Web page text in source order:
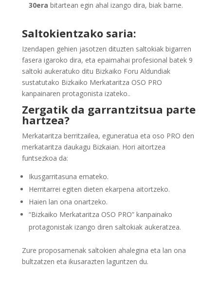
30era bitartean egin ahal izango dira, biak barne.
Saltokientzako saria:
Izendapen gehien jasotzen dituzten saltokiak bigarren
fasera igaroko dira, eta epaimahai profesional batek 9
saltoki aukeratuko ditu Bizkaiko Foru Aldundiak
sustatutako Bizkaiko Merkataritza OSO PRO
kanpainaren protagonista izateko..
Zergatik da garrantzitsua parte
hartzea?
Merkataritza berritzailea, eguneratua eta oso PRO den
merkataritza daukagu Bizkaian. Hori aitortzea
funtsezkoa da:
Ikusgarritasuna emateko.
Herritarrei egiten dieten ekarpena aitortzeko.
Haien lan ona onartzeko.
“Bizkaiko Merkataritza OSO PRO” kanpainako
protagonistak izango diren saltokiak aukeratzea.
Zure proposamenak saltokien ahalegina eta lan ona
bultzatzen eta ikusarazten laguntzen du.